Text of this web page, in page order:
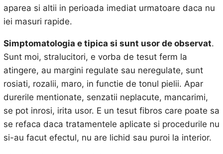
aparea si altii in perioada imediat urmatoare daca nu
iei masuri rapide.
Simptomatologia e tipica si sunt usor de observat.
Sunt moi, stralucitori, e vorba de tesut ferm la
atingere, au margini regulate sau neregulate, sunt
rosiati, rozalii, maro, in functie de tonul pielii. Apar
durerile mentionate, senzatii neplacute, mancarimi,
se pot inrosi, irita usor. E un tesut fibros care poate sa
se refaca daca tratamentele aplicate si procedurile nu
si-au facut efectul, nu are lichid sau puroi la interior.